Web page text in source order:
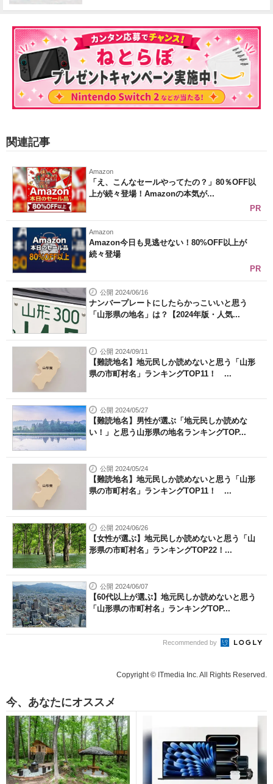
関連記事
Amazon
「え、こんなセールやってたの？」80％OFF以
上が続々登場！Amazonの本気が...
PR
Amazon
Amazon今日も見逃せない！80%OFF以上が
続々登場
PR
公開 2024/06/16
ナンバープレートにしたらかっこいいと思う
「山形県の地名」は？【2024年版・人気...
公開 2024/09/11
【難読地名】地元民しか読めないと思う「山形
県の市町村名」ランキングTOP11！ ...
公開 2024/05/27
【難読地名】男性が選ぶ「地元民しか読めな
い！」と思う山形県の地名ランキングTOP...
公開 2024/05/24
【難読地名】地元民しか読めないと思う「山形
県の市町村名」ランキングTOP11！ ...
公開 2024/06/26
【女性が選ぶ】地元民しか読めないと思う「山
形県の市町村名」ランキングTOP22！...
公開 2024/06/07
【60代以上が選ぶ】地元民しか読めないと思う
「山形県の市町村名」ランキングTOP...
Recommended by
Copyright © ITmedia Inc. All Rights Reserved.
今、あなたにオススメ